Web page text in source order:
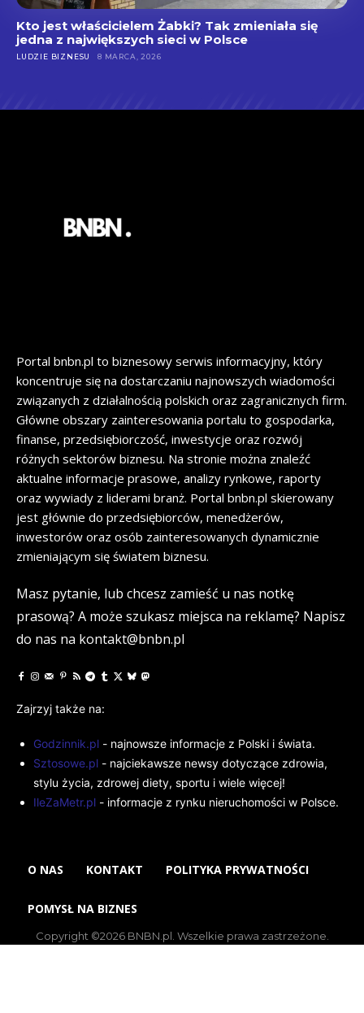
Kto jest właścicielem Żabki? Tak zmieniała się
jedna z największych sieci w Polsce
LUDZIE BIZNESU 8 MARCA, 2026
Portal bnbn.pl to biznesowy serwis informacyjny, który
koncentruje się na dostarczaniu najnowszych wiadomości
związanych z działalnością polskich oraz zagranicznych firm.
Główne obszary zainteresowania portalu to gospodarka,
finanse, przedsiębiorczość, inwestycje oraz rozwój
różnych sektorów biznesu. Na stronie można znaleźć
aktualne informacje prasowe, analizy rynkowe, raporty
oraz wywiady z liderami branż. Portal bnbn.pl skierowany
jest głównie do przedsiębiorców, menedżerów,
inwestorów oraz osób zainteresowanych dynamicznie
zmieniającym się światem biznesu.
Masz pytanie, lub chcesz zamieść u nas notkę
prasową? A może szukasz miejsca na reklamę? Napisz
do nas na kontakt@bnbn.pl
Zajrzyj także na:
Godzinnik.pl - najnowsze informacje z Polski i świata.
Sztosowe.pl - najciekawsze newsy dotyczące zdrowia,
stylu życia, zdrowej diety, sportu i wiele więcej!
IleZaMetr.pl - informacje z rynku nieruchomości w Polsce.
O NAS KONTAKT POLITYKA PRYWATNOŚCI
POMYSŁ NA BIZNES
Copyright ©2026 BNBN.pl. Wszelkie prawa zastrzeżone.